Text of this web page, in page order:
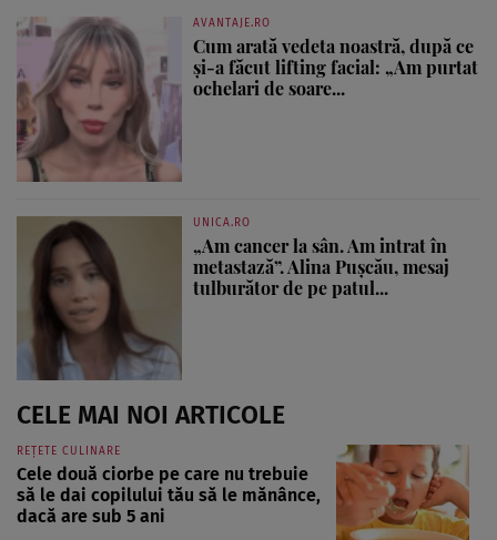
AVANTAJE.RO
Cum arată vedeta noastră, după ce
și-a făcut lifting facial: „Am purtat
ochelari de soare...
UNICA.RO
„Am cancer la sân. Am intrat în
metastază”. Alina Pușcău, mesaj
tulburător de pe patul...
CELE MAI NOI ARTICOLE
REȚETE CULINARE
Cele două ciorbe pe care nu trebuie
să le dai copilului tău să le mănânce,
dacă are sub 5 ani